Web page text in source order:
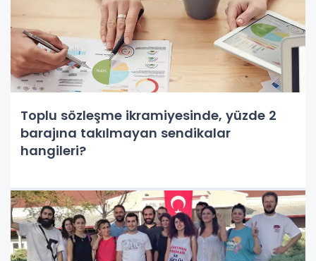
Toplu sözleşme ikramiyesinde, yüzde 2
barajına takılmayan sendikalar
hangileri?